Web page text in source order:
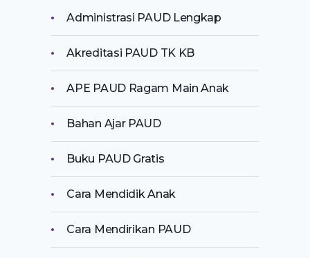
Administrasi PAUD Lengkap
Akreditasi PAUD TK KB
APE PAUD Ragam Main Anak
Bahan Ajar PAUD
Buku PAUD Gratis
Cara Mendidik Anak
Cara Mendirikan PAUD